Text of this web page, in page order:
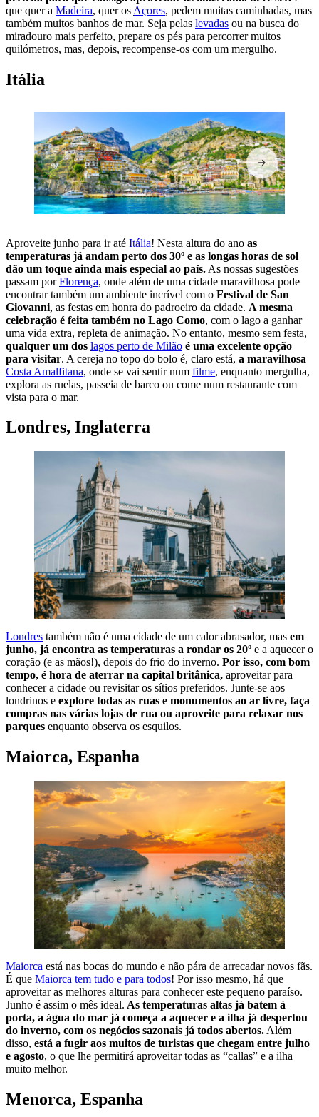
que quer a Madeira, quer os Açores, pedem muitas caminhadas, mas
também muitos banhos de mar. Seja pelas levadas ou na busca do
miradouro mais perfeito, prepare os pés para percorrer muitos
quilómetros, mas, depois, recompense-os com um mergulho.
Itália
Aproveite junho para ir até Itália! Nesta altura do ano as
temperaturas já andam perto dos 30º e as longas horas de sol
dão um toque ainda mais especial ao país. As nossas sugestões
passam porFlorença, onde além de uma cidade maravilhosa pode
encontrar também um ambiente incrível com o Festival de San
Giovanni, as festas em honra do padroeiro da cidade. A mesma
celebração é feita também no Lago Como, com o lago a ganhar
uma vida extra, repleta de animação. No entanto, mesmo sem festa,
qualquer um dos lagos perto de Milão é uma excelente opção
para visitar. A cereja no topo do bolo é, claro está, a maravilhosa
Costa Amalfitana, onde se vai sentir num filme, enquanto mergulha,
explora as ruelas, passeia de barco ou come num restaurante com
vista para o mar.
Londres, Inglaterra
Londres também não é uma cidade de um calor abrasador, mas em
junho, já encontra as temperaturas a rondar os 20º e a aquecer o
coração (e as mãos!), depois do frio do inverno. Por isso, com bom
tempo, é hora de aterrar na capital britânica, aproveitar para
conhecer a cidade ou revisitar os sítios preferidos. Junte-se aos
londrinos e explore todas as ruas e monumentos ao ar livre, faça
compras nas várias lojas de rua ou aproveite para relaxar nos
parques enquanto observa os esquilos.
Maiorca, Espanha
Maiorca está nas bocas do mundo e não pára de arrecadar novos fãs.
É que Maiorca tem tudo e para todos! Por isso mesmo, há que
aproveitar as melhores alturas para conhecer este pequeno paraíso.
Junho é assim o mês ideal. As temperaturas altas já batem à
porta, a água do mar já começa a aquecer e a ilha já despertou
do inverno, com os negócios sazonais já todos abertos. Além
disso, está a fugir aos muitos de turistas que chegam entre julho
e agosto, o que lhe permitirá aproveitar todas as “callas” e a ilha
muito melhor.
Menorca, Espanha